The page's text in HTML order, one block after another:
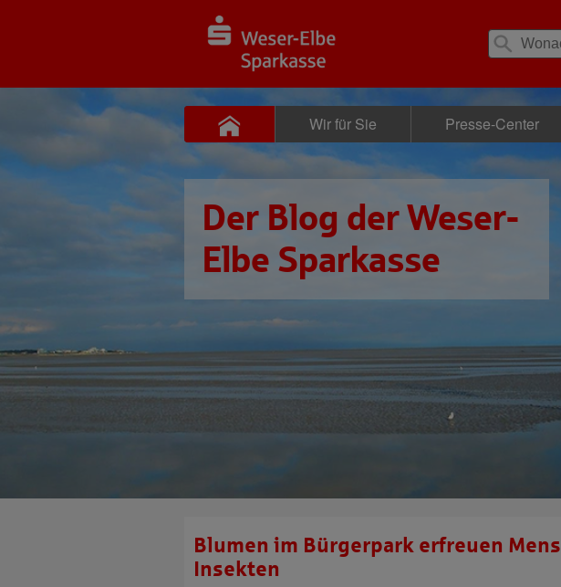
Wir für Sie Presse-Center
Der Blog der Weser-
Elbe Sparkasse
Blumen im Bürgerpark erfreuen
Insekten